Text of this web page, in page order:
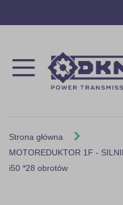
Strona główna
MOTOREDUKTOR 1F -
i50 *28 obrotów